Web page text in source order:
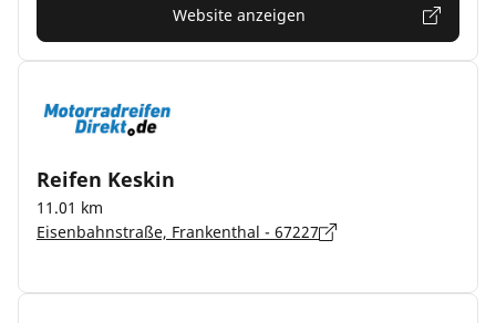
Website anzeigen
Reifen Keskin
11.01 km
Eisenbahnstraße, Frankenthal - 67227